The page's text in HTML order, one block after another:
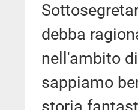
debba
nell'ambito
sappiamo